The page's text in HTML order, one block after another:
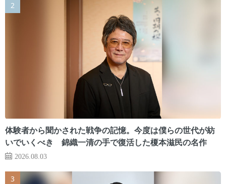
体験者から聞かされた戦争の記憶。今度は僕らの世代が紡
いでいくべき 錦織一清の手で復活した榎本滋民の名作
2026.08.03